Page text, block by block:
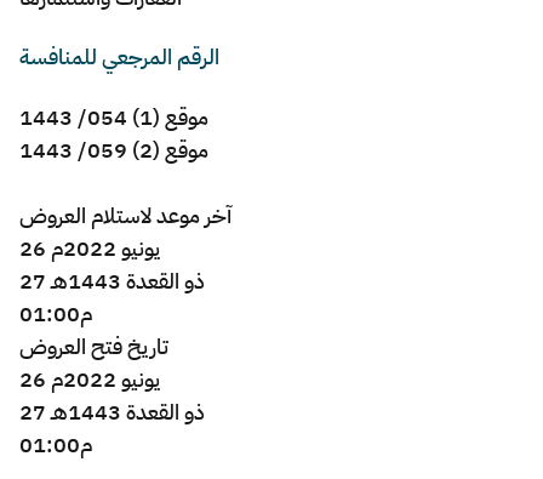
الرقم المرجعي للمنافسة
موقع (1) 054/ 1443
موقع (2) 059/ 1443
​آخر موعد لاستلام العروض
26 يونيو 2022م
27 ذو القعدة1443هـ
01:00م
تاريخ فتح العروض
26 يونيو2022م
27 ذو القعدة1443هـ
01
:00م